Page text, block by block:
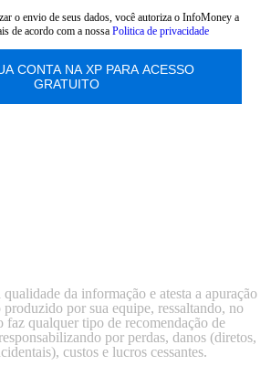
o envio de seus dados, você autoriza o InfoMoney a
de acordo com a nossa Politica de privacidade
da informação e atesta a apuração
por sua equipe, ressaltando, no
faz qualquer tipo de recomendação de
por perdas, danos (diretos,
custos e lucros cessantes.